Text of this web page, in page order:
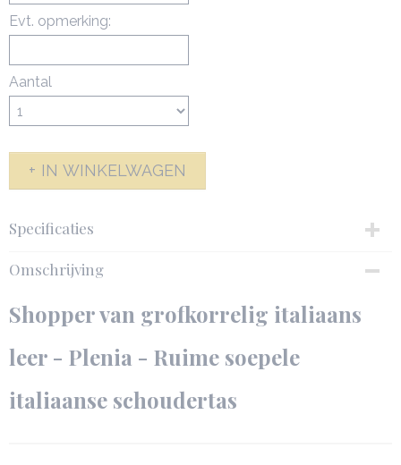
Evt. opmerking:
Aantal
IN WINKELWAGEN
Specificaties
Productcode
142569-6417
0,77 Kg
43,50 x 14 x 26 cm
Omschrijving
Shopper van grofkorrelig italiaans
leer - Plenia - Ruime soepele
italiaanse schoudertas